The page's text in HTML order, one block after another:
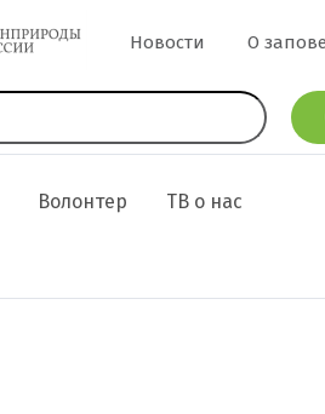
Меню в шапке
Новости О
Волонтер ТВ о нас